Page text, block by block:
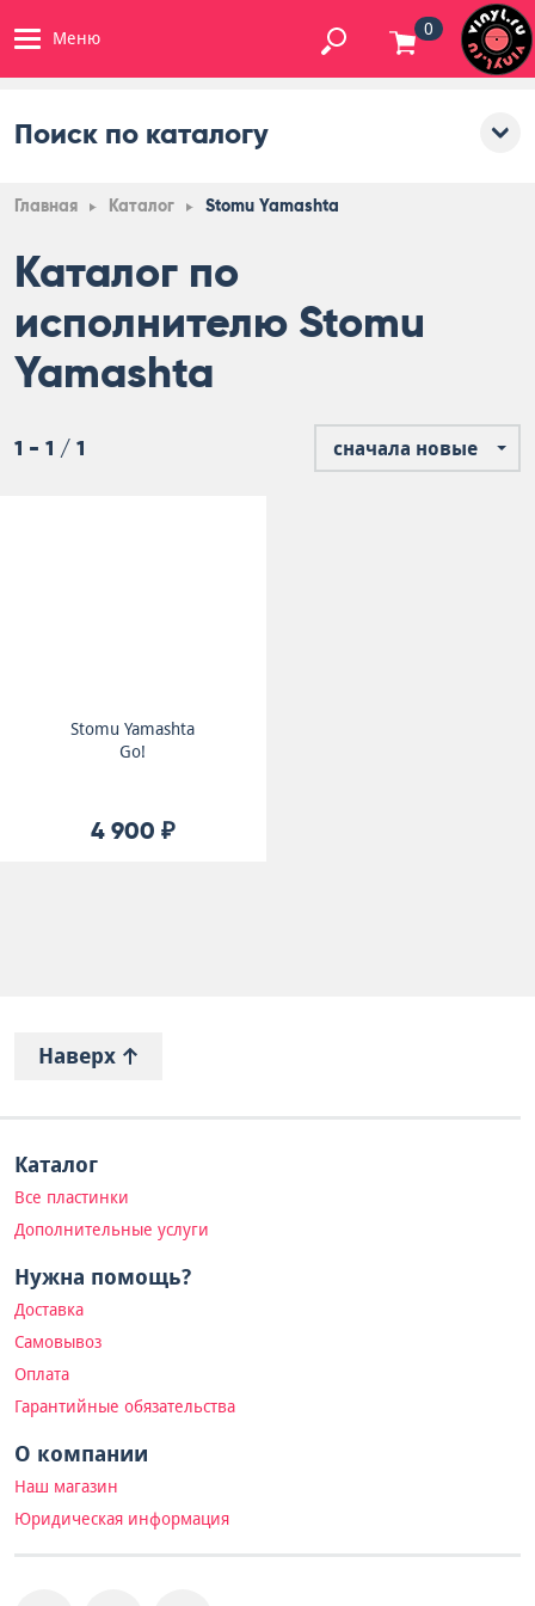
Меню 0
Поиск по каталогу
Главная Каталог Stomu Yamashta
Каталог по
исполнителю Stomu
Yamashta
1 - 1 / 1 сначала новые
Stomu Yamashta
Go!
4 900 ₽
Наверх
Каталог
Все пластинки
Дополнительные услуги
Нужна помощь?
Доставка
Самовывоз
Оплата
Гарантийные обязательства
О компании
Наш магазин
Юридическая информация